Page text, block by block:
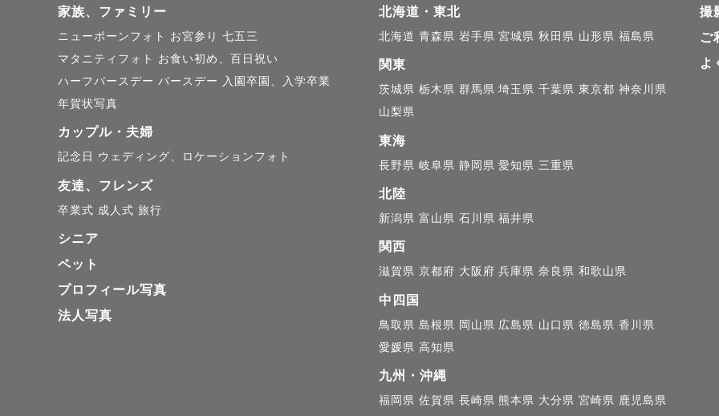
たします。また、夏に限り、日の出と共に早朝撮影も承っており
お二人の幸せな空気感をそのまま写真に残せるような撮影を心がけ
＊ファミリー撮影
もともと子どもと関わる仕事をしていたことから、子どもの写真を
フォトグラファーになりました。
子どもが小さいうちは毎日がバタバタと嵐のように過ぎていきます
の中がどんなに幸せで尊い瞬間であるかを、写真に残すことで感じ
たらなと思います。
旅行中の家族全員の写真はなかなか撮れません。そんな家族に寄り
の思い出を残すお手伝いもさせていただけたらなと思っています。
「今この瞬間の幸せをいつかの未来に」
家族、ファミリー
ニューボーンフォト お宮参り 七五三
マタニティフォト
お食い初め、百日祝い
ハーフバースデー バースデー
入園卒園、入学卒業
年賀状写真
カップル・夫婦
記念日 ウェディング、ロケーションフォト
友達、フレンズ
卒業式 成人式 旅行
シニア
ペット
プロフィール写真
法人写真
北海道・東北
北海道 青森県 岩手県 宮城県 秋田県 山形県 福島県
関東
茨城県 栃木県 群馬県 埼玉県 千葉県 東京都 神奈川県
山梨県
東海
長野県 岐阜県 静岡県 愛知県 三重県
北陸
新潟県 富山県 石川県 福井県
関西
滋賀県 京都府 大阪府 兵庫県 奈良県 和歌山県
中四国
鳥取県 島根県 岡山県 広島県 山口県 徳島県 香川県
愛媛県 高知県
九州・沖縄
福岡県 佐賀県 長崎県 熊本県 大分県 宮崎県 鹿児島県
撮
ご
よ